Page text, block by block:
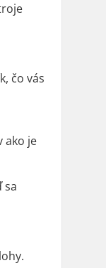
čo vás
ako je
sa